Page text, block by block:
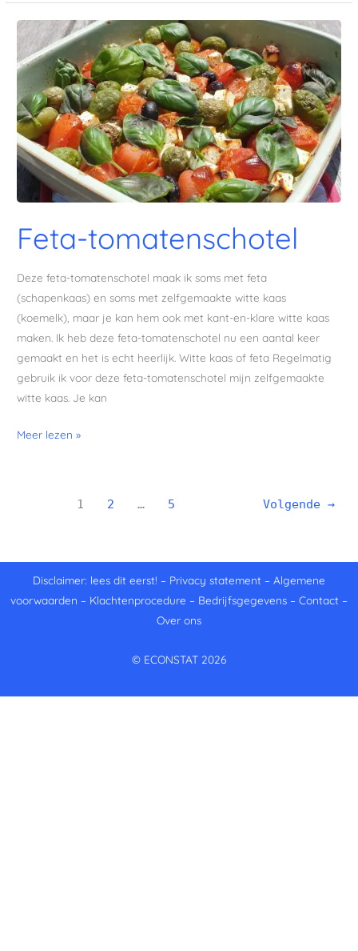
Feta-tomatenschotel
Deze feta-tomatenschotel maak ik soms met feta
(schapenkaas) en soms met zelfgemaakte witte kaas
(koemelk), maar je kan hem ook met kant-en-klare witte kaas
maken. Ik heb deze feta-tomatenschotel nu een aantal keer
gemaakt en het is echt heerlijk. Witte kaas of feta Regelmatig
gebruik ik voor deze feta-tomatenschotel mijn zelfgemaakte
witte kaas. Je kan
Feta-
tomatenschotel
Meer lezen »
1 2 … 5 Volgende →
Disclaimer: lees dit eerst! – Privacy statement – Algemene
voorwaarden – Klachtenprocedure – Bedrijfsgegevens – Contact –
Over ons
© ECONSTAT 2026